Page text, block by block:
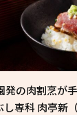
発の肉割烹が
し専科 肉亭新